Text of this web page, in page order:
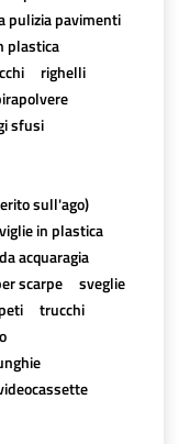
pulizia pavimenti
plastica
righelli
sfusi
sull'ago)
in plastica
acquaragia
scarpe
sveglie
trucchi